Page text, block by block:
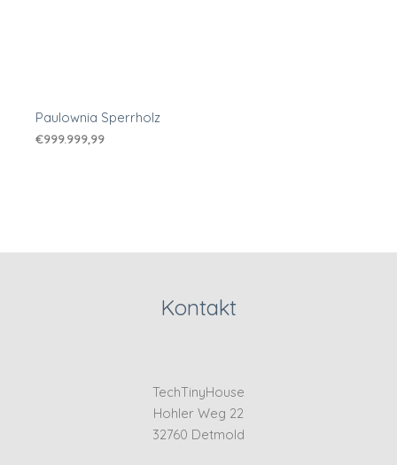
Paulownia Sperrholz
€999.999,99
Kontakt
TechTinyHouse
Hohler Weg 22
32760 Detmold